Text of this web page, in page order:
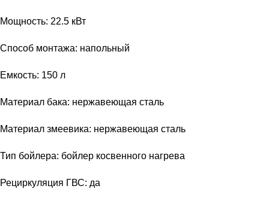
Мощность: 22.5 кВт
Способ монтажа: напольный
Емкость: 150 л
Материал бака: нержавеющая сталь
Материал змеевика: нержавеющая сталь
Тип бойлера: бойлер косвенного нагрева
Рециркуляция ГВС: да